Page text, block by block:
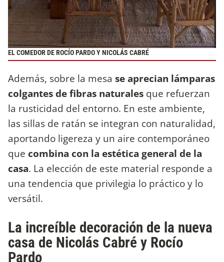
EL COMEDOR DE ROCÍO PARDO Y NICOLÁS CABRÉ
Además, sobre la mesa se aprecian lámparas
colgantes de fibras naturales que refuerzan
la rusticidad del entorno. En este ambiente,
las sillas de ratán se integran con naturalidad,
aportando ligereza y un aire contemporáneo
que combina con la estética general de la
casa. La elección de este material responde a
una tendencia que privilegia lo práctico y lo
versátil.
La increíble decoración de la nueva
casa de Nicolás Cabré y Rocío
Pardo